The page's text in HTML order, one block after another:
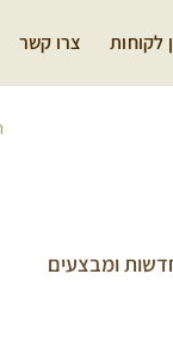
לקוחות צרו קשר
ומבצעים